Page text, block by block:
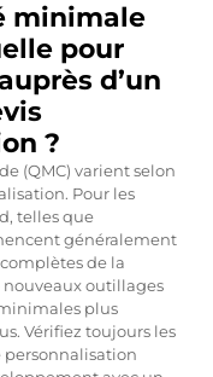
minimale
pour
d’un
?
(QMC) varient selon
Pour les
telles que
généralement
de la
outillages
plus
Vérifiez toujours les
personnalisation